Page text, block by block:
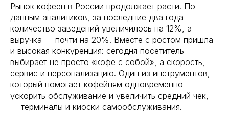
Рынок кофеен в России продолжает расти. По
данным аналитиков, за последние два года
количество заведений увеличилось на 12%, а
выручка — почти на 20%. Вместе с ростом пришла
и высокая конкуренция: сегодня посетитель
выбирает не просто «кофе с собой», а скорость,
сервис и персонализацию. Один из инструментов,
который помогает кофейням одновременно
ускорить обслуживание и увеличить средний чек,
— терминалы и киоски самообслуживания.